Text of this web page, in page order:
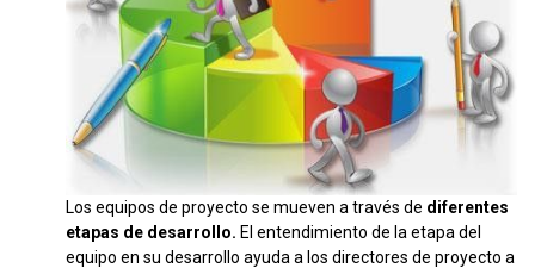
Los equipos de proyecto se mueven a través de diferentes
etapas de desarrollo. El entendimiento de la etapa del
equipo en su desarrollo ayuda a los directores de proyecto a